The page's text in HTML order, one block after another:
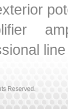
Reserved.